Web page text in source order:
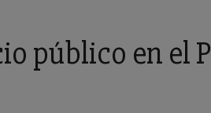
público en el